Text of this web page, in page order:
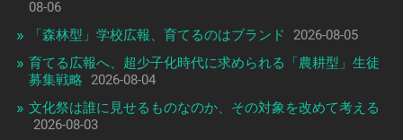
08-06
「森林型」学校広報、育てるのはブランド
2026-08-05
育てる広報へ、超少子化時代に求められる「農耕型」生徒
募集戦略
2026-08-04
文化祭は誰に見せるものなのか、その対象を改めて考える
2026-08-03